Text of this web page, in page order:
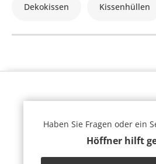
Dekokissen Kissenhüllen
Haben Sie Fragen oder ein
Höffner hilft